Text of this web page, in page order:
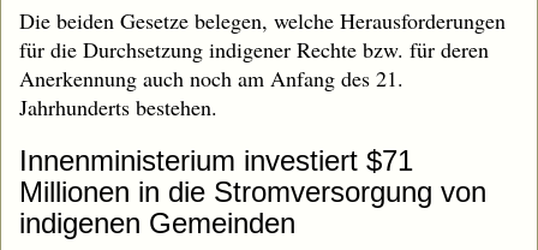
Die beiden Gesetze belegen, welche Herausforderungen
für die Durchsetzung indigener Rechte bzw. für deren
Anerkennung auch noch am Anfang des 21.
Jahrhunderts bestehen.
Innenministerium investiert $71
Millionen in die Stromversorgung von
indigenen Gemeinden